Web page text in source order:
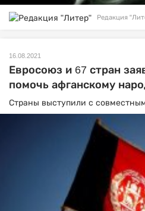
Редакция
16.08.2021
Евросоюз и 67 стран
помочь афганскому
Страны выступили с